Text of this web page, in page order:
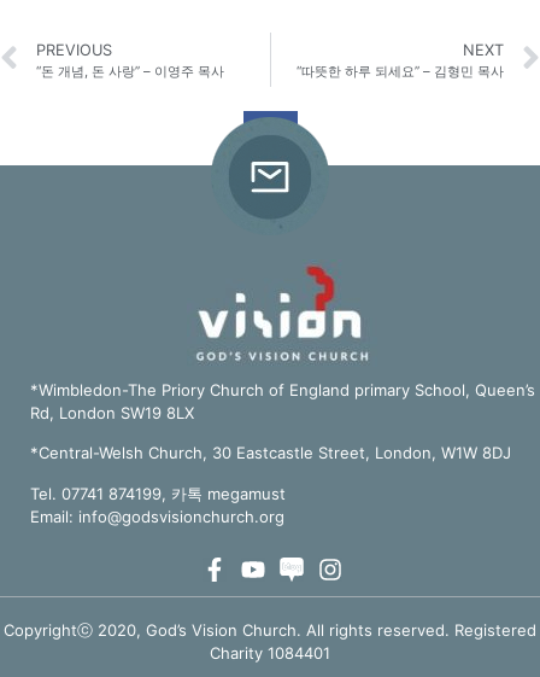
PREVIOUS
“돈 개념, 돈 사랑” – 이영주 목사
NEXT
“따뜻한 하루 되세요” – 김형민 목사
*Wimbledon-The Priory Church of England primary School, Queen’s
Rd, London SW19 8LX
*Central-Welsh Church, 30 Eastcastle Street, London, W1W 8DJ
Tel. 07741 874199, 카톡 megamust
Email: info@godsvisionchurch.org
Copyrightⓒ 2020, God’s Vision Church. All rights reserved. Registered
Charity 1084401